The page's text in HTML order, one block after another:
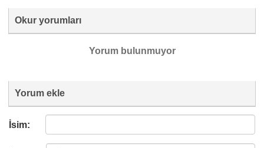
Okur yorumları
Yorum bulunmuyor
Yorum ekle
İsim: